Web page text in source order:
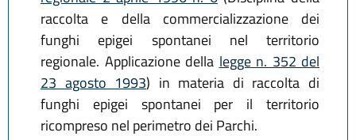
raccolta e della commercializzazione dei
funghi epigei spontanei nel territorio
regionale. Applicazione della legge n. 352 del
23 agosto 1993) in materia di raccolta di
funghi epigei spontanei per il territorio
ricompreso nel perimetro dei Parchi.